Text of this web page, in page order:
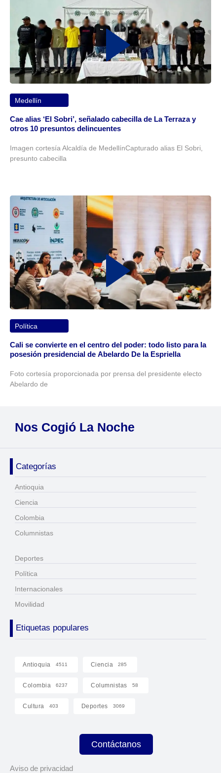
Medellín
Cae alias ‘El Sobri’, señalado cabecilla de La Terraza y
otros 10 presuntos delincuentes
Imagen cortesía Alcaldía de MedellínCapturado alias El Sobri,
presunto cabecilla
Política
Cali se convierte en el centro del poder: todo listo para la
posesión presidencial de Abelardo De la Espriella
Foto cortesía proporcionada por prensa del presidente electo
Abelardo de
Nos Cogió La Noche
Categorías
Antioquia
Ciencia
Colombia
Columnistas
Deportes
Política
Internacionales
Movilidad
Etiquetas populares
Antioquia 4511 Ciencia 285
Colombia 6237 Columnistas 58
Cultura 403 Deportes 3069
Contáctanos
Aviso de privacidad